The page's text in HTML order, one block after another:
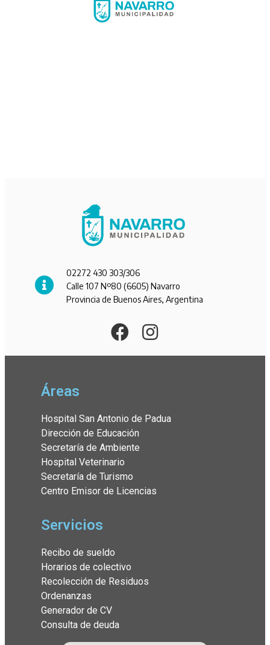
02272 430 303/306
Calle 107 Nº80 (6605) Navarro
Provincia de Buenos Aires, Argentina
Áreas
Hospital San Antonio de Padua
Dirección de Educación
Secretaría de Ambiente
Hospital Veterinario
Secretaría de Turismo
Centro Emisor de Licencias
Servicios
Recibo de sueldo
Horarios de colectivo
Recolección de Residuos
Ordenanzas
Generador de CV
Consulta de deuda